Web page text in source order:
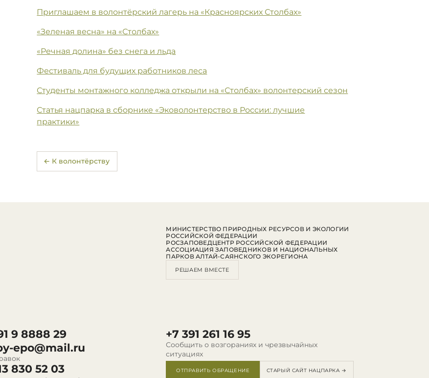
Приглашаем в волонтёрский лагерь на «Красноярских Столбах»
«Зеленая весна» на «Столбах»
«Речная долина» без снега и льда
Фестиваль для будущих работников леса
Студенты монтажного колледжа открыли на «Столбах» волонтерский сезон
Статья нацпарка в сборнике «Эковолонтерство в России: лучшие
практики»
← К волонтёрству
9 8888 29
epo@mail.ru
830 52 03
+7 391 261 16 95
Сообщить о возгораниях и чрезвычайных
ситуациях
ОТПРАВИТЬ ОБРАЩЕНИЕ СТАРЫЙ САЙТ НАЦПАРКА →
МИНИСТЕРСТВО ПРИРОДНЫХ РЕСУРСОВ И ЭКОЛОГИИ
РОССИЙСКОЙ ФЕДЕРАЦИИ
РОСЗАПОВЕДЦЕНТР РОССИЙСКОЙ ФЕДЕРАЦИИ
АССОЦИАЦИЯ ЗАПОВЕДНИКОВ И НАЦИОНАЛЬНЫХ
ПАРКОВ АЛТАЙ-САЯНСКОГО ЭКОРЕГИОНА
РЕШАЕМ ВМЕСТЕ